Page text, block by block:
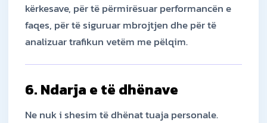
kërkesave, për të përmirësuar performancën e
faqes, për të siguruar mbrojtjen dhe për të
analizuar trafikun vetëm me pëlqim.
6. Ndarja e të dhënave
Ne nuk i shesim të dhënat tuaja personale.